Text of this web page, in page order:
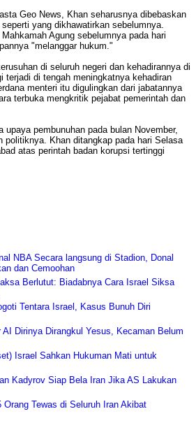
Geo News, Khan seharusnya dibebaskan
yang dikhawatirkan sebelumnya.
Agung sebelumnya pada hari
"melanggar hukum."
di seluruh negeri dan kehadirannya di
terjadi di tengah meningkatnya kehadiran
menteri itu digulingkan dari jabatannya
terbuka mengkritik pejabat pemerintah dan
upaya pembunuhan pada bulan November,
politiknya. Khan ditangkap pada hari Selasa
atas perintah badan korupsi tertinggi
NBA Secara langsung di Stadion, Donal
dan Cemoohan
Berlutut: Biadabnya Cara Israel Siksa
Tentara Israel, Kasus Bunuh Diri
AI Dirinya Dirangkul Yesus, Kecaman Belum
Israel Sahkan Hukuman Mati untuk
Kadyrov Siap Bela Iran Jika AS Lakukan
Orang Tewas di Seluruh Iran Akibat